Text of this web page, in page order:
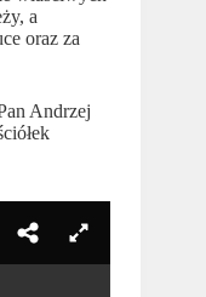
a
oraz za
Andrzej